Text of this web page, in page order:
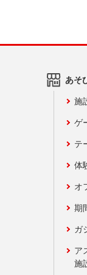
あそ
施
ゲ
テ
体
オ
期
ガ
ア
施